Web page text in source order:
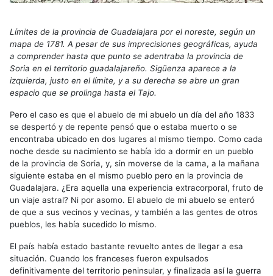
Límites de la provincia de Guadalajara por el noreste, según un
mapa de 1781. A pesar de sus imprecisiones geográficas, ayuda
a comprender hasta que punto se adentraba la provincia de
Soria en el territorio guadalajareño. Sigüenza aparece a la
izquierda, justo en el límite, y a su derecha se abre un gran
espacio que se prolinga hasta el Tajo.
Pero el caso es que el abuelo de mi abuelo un día del año 1833
se despertó y de repente pensó que o estaba muerto o se
encontraba ubicado en dos lugares al mismo tiempo. Como cada
noche desde su nacimiento se había ido a dormir en un pueblo
de la provincia de Soria, y, sin moverse de la cama, a la mañana
siguiente estaba en el mismo pueblo pero en la provincia de
Guadalajara. ¿Era aquella una experiencia extracorporal, fruto de
un viaje astral? Ni por asomo. El abuelo de mi abuelo se enteró
de que a sus vecinos y vecinas, y también a las gentes de otros
pueblos, les había sucedido lo mismo.
El país había estado bastante revuelto antes de llegar a esa
situación. Cuando los franceses fueron expulsados
definitivamente del territorio peninsular, y finalizada así la guerra